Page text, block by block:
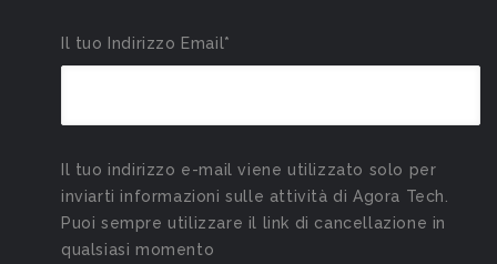
Il tuo Indirizzo Email*
Il tuo indirizzo e-mail viene utilizzato solo per
inviarti informazioni sulle attività di Agora Tech.
Puoi sempre utilizzare il link di cancellazione in
qualsiasi momento